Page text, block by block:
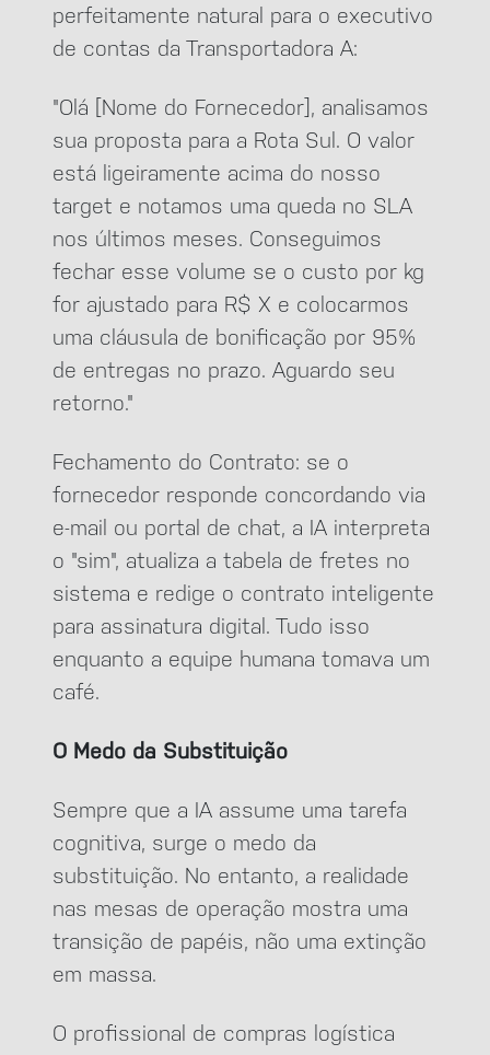
perfeitamente natural para o executivo
de contas da Transportadora A:
"Olá [Nome do Fornecedor], analisamos
sua proposta para a Rota Sul. O valor
está ligeiramente acima do nosso
target e notamos uma queda no SLA
nos últimos meses. Conseguimos
fechar esse volume se o custo por kg
for ajustado para R$ X e colocarmos
uma cláusula de bonificação por 95%
de entregas no prazo. Aguardo seu
retorno."
Fechamento do Contrato: se o
fornecedor responde concordando via
e-mail ou portal de chat, a IA interpreta
o "sim", atualiza a tabela de fretes no
sistema e redige o contrato inteligente
para assinatura digital. Tudo isso
enquanto a equipe humana tomava um
café.
O Medo da Substituição
Sempre que a IA assume uma tarefa
cognitiva, surge o medo da
substituição. No entanto, a realidade
nas mesas de operação mostra uma
transição de papéis, não uma extinção
em massa.
O profissional de compras logística